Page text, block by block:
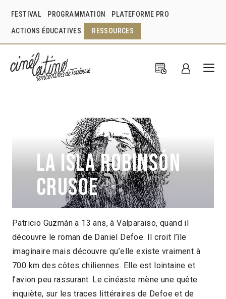
FESTIVAL PROGRAMMATION PLATEFORME PRO
ACTIONS ÉDUCATIVES RESSOURCES
La Isla Robinsón
Crusoe
Patricio Guzmán Chili 1999
45min
Patricio Guzmán a 13 ans, à Valparaiso, quand il
découvre le roman de Daniel Defoe. Il croit l’île
imaginaire mais découvre qu’elle existe vraiment à
700 km des côtes chiliennes. Elle est lointaine et
l’avion peu rassurant. Le cinéaste mène une quête
inquiète, sur les traces littéraires de Defoe et de